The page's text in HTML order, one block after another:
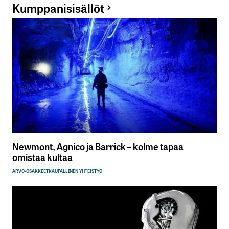
Sähköpostiosoitettasi ei julkaista.Pakolliset
kentät on merkitty*
Kommentti*
Nimesi tai nimimerkkisi
Kumppanisisällöt
Newmont, Agnico ja Barrick – kolme tapaa
omistaa kultaa
ARVO-OSAKKEETKAUPALLINEN YHTEISTYÖ